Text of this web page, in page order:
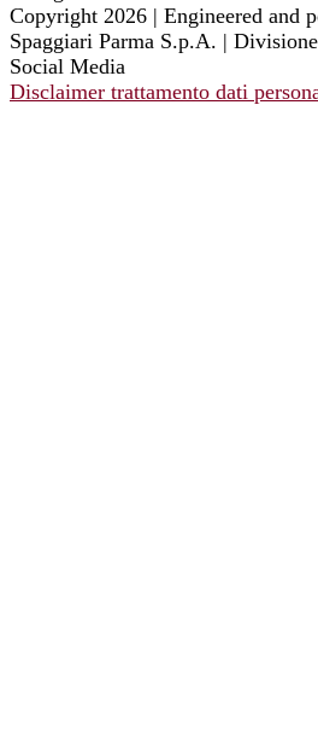
Copyright 2026 | Engineered and
Spaggiari Parma S.p.A. |
Social Media
Disclaimer trattamento dati